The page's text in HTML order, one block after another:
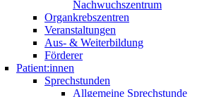
Nachwuchszentrum
Organkrebszentren
Veranstaltungen
Aus- & Weiterbildung
Förderer
Patient:innen
Sprechstunden
Allgemeine Sprechstunde